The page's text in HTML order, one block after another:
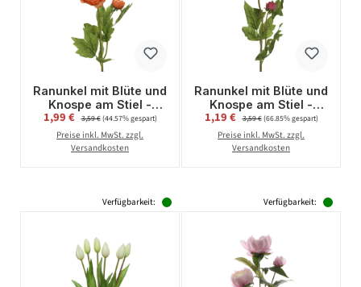
Ranunkel mit Blüte und
Knospe am Stiel -
Kunstblume - H: 57cm
- orange
Verkaufspreis:
1,99 € Regulärer Preis:
3,59 €(44.57% gespart)
Preise inkl. MwSt. zzgl.
Versandkosten
Ranunkel mit Blüte und
Knospe am Stiel -
Kunstblume - H: 57cm
- rot
Verkaufspreis:
1,19 € Regulärer Preis:
3,59 €(66.85% gespart)
Preise inkl. MwSt. zzgl.
Versandkosten
Verfügbarkeit: Verfügbarkeit: